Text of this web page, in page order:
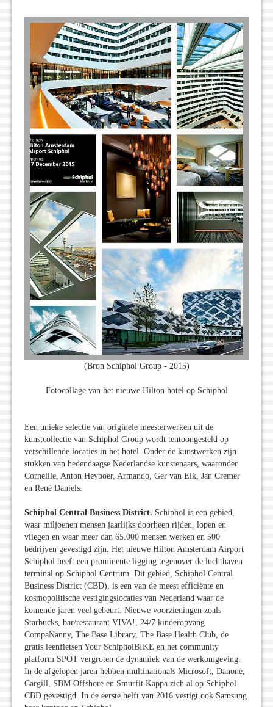
(Bron Schiphol Group - 2015)
Fotocollage van het nieuwe Hilton hotel op Schiphol
Een unieke selectie van originele meesterwerken uit de
kunstcollectie van Schiphol Group wordt tentoongesteld op
verschillende locaties in het hotel. Onder de kunstwerken zijn
stukken van hedendaagse Nederlandse kunstenaars, waaronder
Corneille, Anton Heyboer, Armando, Ger van Elk, Jan Cremer
en René Daniels.
Schiphol Central Business District. Schiphol is een gebied,
waar miljoenen mensen jaarlijks doorheen rijden, lopen en
vliegen en waar meer dan 65.000 mensen werken en 500
bedrijven gevestigd zijn. Het nieuwe Hilton Amsterdam Airport
Schiphol heeft een prominente ligging tegenover de luchthaven
terminal op Schiphol Centrum. Dit gebied, Schiphol Central
Business District (CBD), is een van de meest efficiënte en
kosmopolitische vestigingslocaties van Nederland waar de
komende jaren veel gebeurt. Nieuwe voorzieningen zoals
Starbucks, bar/restaurant VIVA!, 24/7 kinderopvang
CompaNanny, The Base Library, The Base Health Club, de
gratis leenfietsen Your SchipholBIKE en het community
platform SPOT vergroten de dynamiek van de werkomgeving.
In de afgelopen jaren hebben multinationals Microsoft, Danone,
Cargill, SBM Offshore en Smurfit Kappa zich al op Schiphol
CBD gevestigd. In de eerste helft van 2016 vestigt ook Samsung